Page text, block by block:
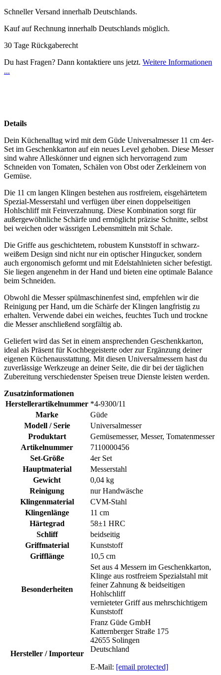
Schneller Versand innerhalb Deutschlands.
Kauf auf Rechnung innerhalb Deutschlands möglich.
30 Tage Rückgaberecht
Du hast Fragen? Dann kontaktiere uns jetzt. Weitere Informationen
...
Details
Dein Küchenalltag wird mit dem Güde Universalmesser 11 cm 4er-
Set im Geschenkkarton auf ein neues Level gehoben. Diese Messer
sind wahre Alleskönner und eignen sich hervorragend zum
Schneiden von Tomaten, Schälen von Obst oder Zerkleinern von
Gemüse.
Die 11 cm langen Klingen bestehen aus rostfreiem, eisgehärtetem
Spezial-Messerstahl und verfügen über einen doppelseitigen
Hohlschliff mit Feinverzahnung. Diese Kombination sorgt für
außergewöhnliche Schärfe und ermöglicht präzise Schnitte, selbst
bei weichen oder wässrigen Lebensmitteln mit Schale.
Die Griffe aus geschichtetem, robustem Kunststoff in schwarz-
weißem Design sind nicht nur ein optischer Hingucker, sondern
auch ergonomisch geformt und mit Edelstahlnieten sicher befestigt.
Sie liegen angenehm in der Hand und bieten eine optimale Balance
beim Schneiden.
Obwohl die Messer spülmaschinenfest sind, empfehlen wir die
Reinigung per Hand, um die Schärfe der Klingen langfristig zu
erhalten. Verwende dabei ein weiches, feuchtes Tuch und trockne
die Messer anschließend sorgfältig ab.
Geliefert wird das Set in einem ansprechenden Geschenkkarton,
ideal als Präsent für Kochbegeisterte oder zur Ergänzung deiner
eigenen Küchenausstattung. Mit diesen Universalmessern hast du
zuverlässige Werkzeuge an deiner Seite, die dir bei der täglichen
Zubereitung verschiedenster Speisen treue Dienste leisten werden.
Zusatzinformationen
Herstellerartikelnummer *4-9300/11
Marke
Güde
Modell / Serie
Universalmesser
Produktart
Gemüsemesser, Messer, Tomatenmesser
Artikelnummer
7110000456
Set-Größe
4er Set
Hauptmaterial
Messerstahl
Gewicht
0,04 kg
Reinigung
nur Handwäsche
Klingenmaterial
CVM-Stahl
Klingenlänge
11 cm
Härtegrad
58±1 HRC
Schliff
beidseitig
Griffmaterial
Kunststoff
Grifflänge
10,5 cm
Besonderheiten
Set aus 4 Messern im Geschenkkarton,
Klinge aus rostfreiem Spezialstahl mit
feiner Zahnung & beidseitigen
Hohlschliff
vernieteter Griff aus mehrschichtigem
Kunststoff
Hersteller / Importeur
Franz Güde GmbH
Katternberger Straße 175
42655 Solingen
Deutschland
E-Mail: [email protected]